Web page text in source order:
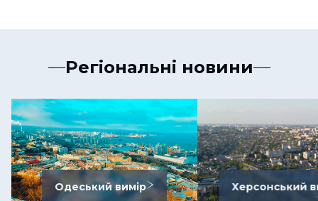
Регіональні новини
Одеський вимір Херсонський